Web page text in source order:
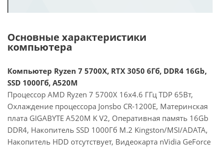
Основные характеристики
компьютера
Компьютер Ryzen 7 5700X, RTX 3050 6Гб, DDR4 16Gb,
SSD 1000Гб, A520M
Процессор AMD Ryzen 7 5700X 16x4.6 ГГц TDP 65Вт,
Охлаждение процессора Jonsbo CR-1200E, Материнская
плата GIGABYTE A520M K V2, Оперативная память 16Gb
DDR4, Накопитель SSD 1000Гб M.2 Kingston/MSI/ADATA,
Накопитель HDD отсутствует, Видеокарта nVidia GeForce